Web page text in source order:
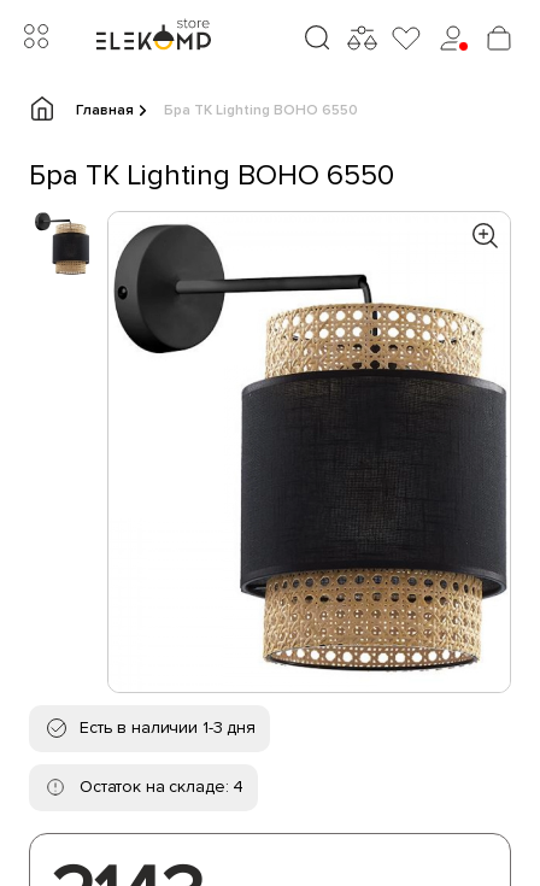
Главная Бра TK Lighting BOHO 6550
Бра TK Lighting BOHO 6550
Есть в наличии 1-3 дня
Остаток на складе: 4